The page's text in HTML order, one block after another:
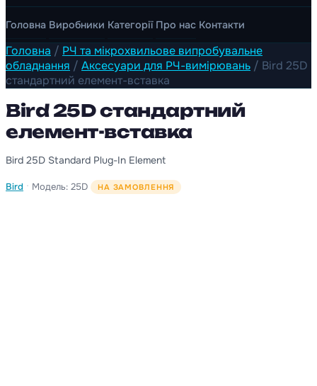
Головна Виробники Категорії Про нас Контакти
Головна / РЧ та мікрохвильове випробувальне
обладнання / Аксесуари для РЧ-вимірювань / Bird 25D
стандартний елемент-вставка
Bird 25D стандартний
елемент-вставка
Bird 25D Standard Plug-In Element
Bird · Модель: 25D НА ЗАМОВЛЕННЯ